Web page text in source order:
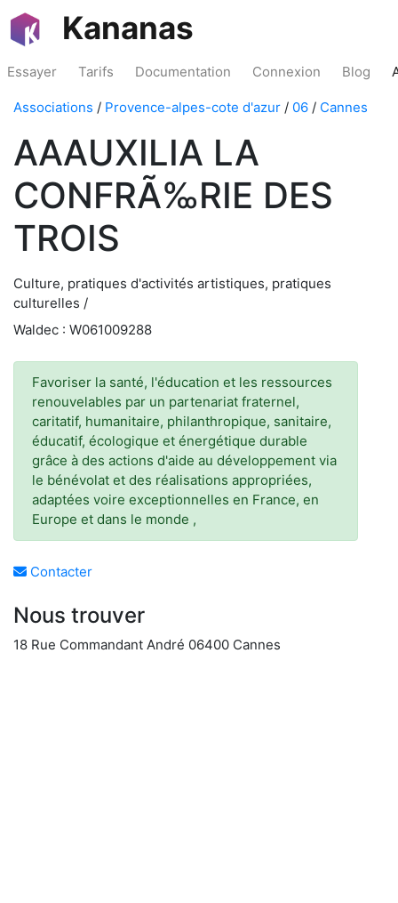
Kananas
Essayer Tarifs Documentation Connexion Blog
Associations / Provence-alpes-cote d'azur / 06 / Cannes
AAAUXILIA LA
CONFRÃ‰RIE DES
TROIS
Culture, pratiques d'activités artistiques, pratiques
culturelles /
Waldec : W061009288
Favoriser la santé, l'éducation et les ressources
renouvelables par un partenariat fraternel,
caritatif, humanitaire, philanthropique, sanitaire,
éducatif, écologique et énergétique durable
grâce à des actions d'aide au développement via
le bénévolat et des réalisations appropriées,
adaptées voire exceptionnelles en France, en
Europe et dans le monde ,
Contacter
Nous trouver
18 Rue Commandant André 06400 Cannes